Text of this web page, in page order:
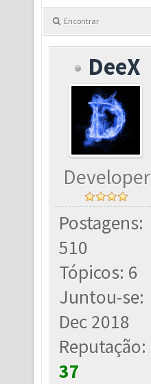
Encontrar
DeeX
Developer
Postagens:
510
Tópicos: 6
Juntou-se:
Dec 2018
Reputação:
37